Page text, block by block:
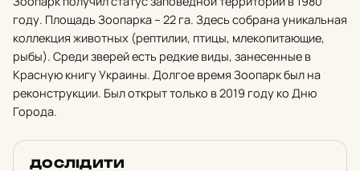
году. Площадь Зоопарка – 22 га. Здесь собрана уникальная
коллекция животных (рептилии, птицы, млекопитающие,
рыбы). Среди зверей есть редкие виды, занесенные в
Красную книгу Украины. Долгое время Зоопарк был на
реконструкции. Был открыт только в 2019 году ко Дню
Города.
ДОСЛІДИТИ